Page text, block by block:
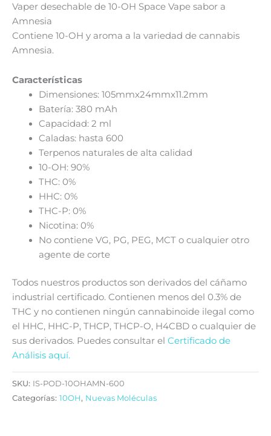
Vaper desechable de 10-OH Space Vape sabor a
Amnesia
Contiene 10-OH y aroma a la variedad de cannabis
Amnesia.
Características
Dimensiones: 105mmx24mmx11.2mm
Batería: 380 mAh
Capacidad: 2 ml
Caladas: hasta 600
Terpenos naturales de alta calidad
10-OH: 90%
THC: 0%
HHC: 0%
THC-P: 0%
Nicotina: 0%
No contiene VG, PG, PEG, MCT o cualquier otro
agente de corte
Todos nuestros productos son derivados del cáñamo
industrial certificado. Contienen menos del 0.3% de
THC y no contienen ningún cannabinoide ilegal como
el HHC, HHC-P, THCP, THCP-O, H4CBD o cualquier de
sus derivados. Puedes consultar el Certificado de
Análisis aquí.
SKU: IS-POD-10OHAMN-600
Categorías: 10OH, Nuevas Moléculas